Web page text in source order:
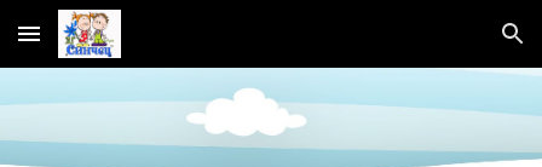
Skip to main content Skip to navigation